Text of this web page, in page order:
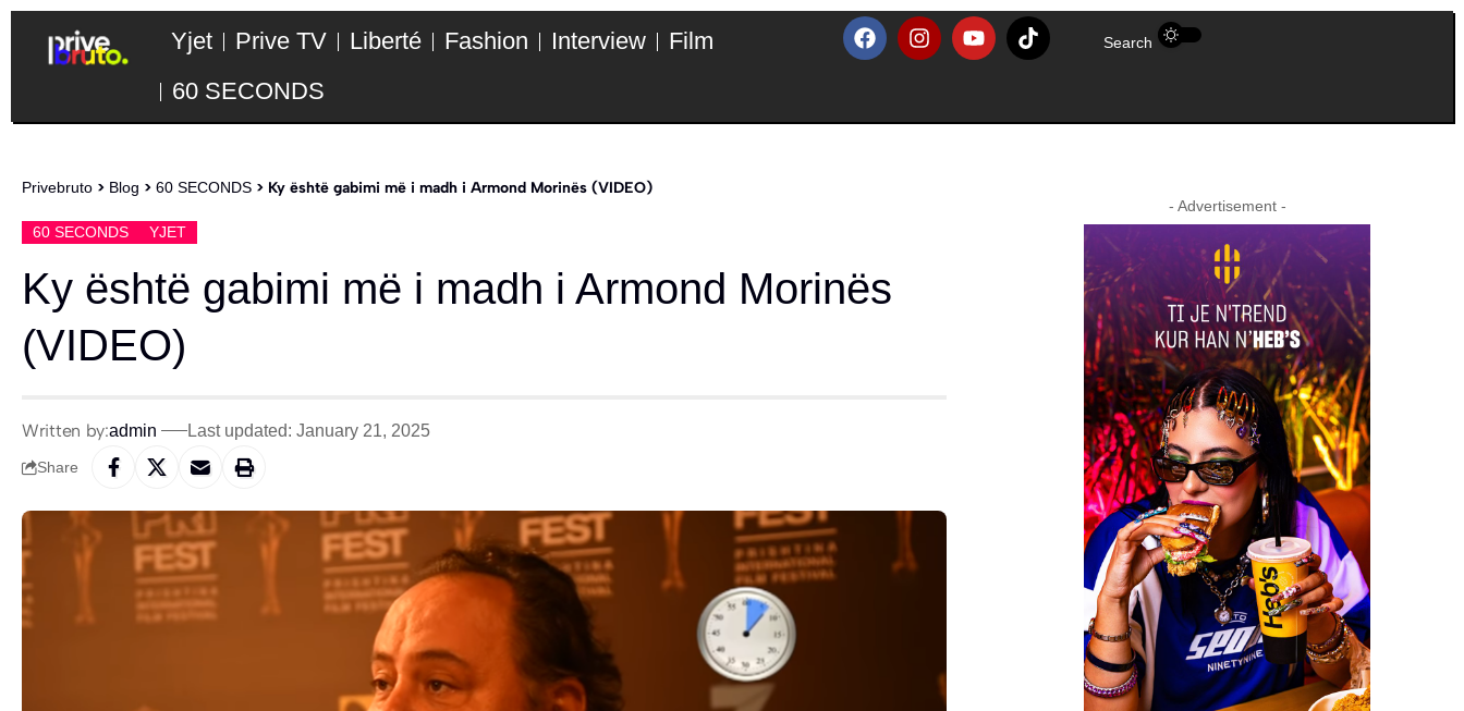
Yjet Prive TV Liberté Fashion Interview
Film
60 SECONDS
Search
Privebruto > Blog > 60 SECONDS > Ky është gabimi më i madh i Armond Morinës (VIDEO)
60 SECONDS YJET
Ky është gabimi më i madh i Armond Morinës
(VIDEO)
Written by:admin Last updated: January 21, 2025
Share
- Advertisement -